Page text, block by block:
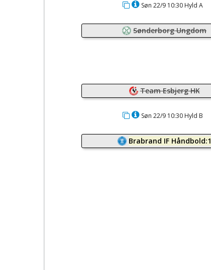
Søn 22/9 10:30 Hyld A
Sønderborg Ungdom
Team Esbjerg HK
Søn 22/9 10:30 Hyld B
Brabrand IF Håndbold:1